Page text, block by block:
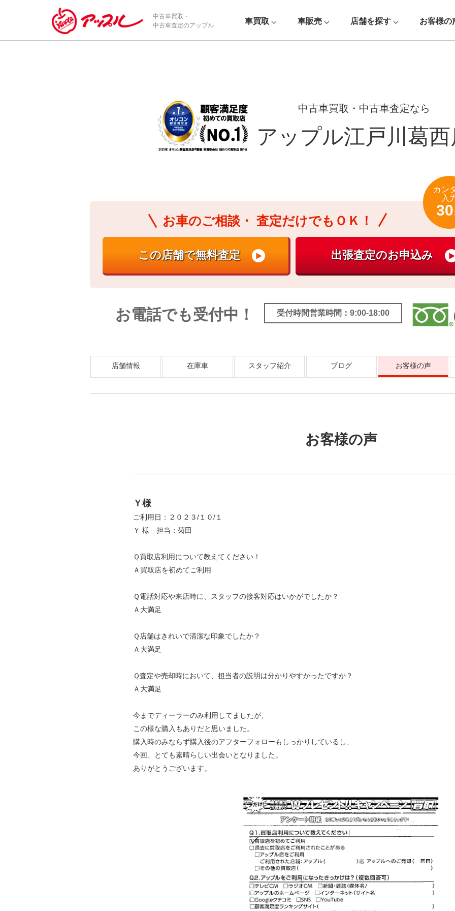
/*ABテスト_新規査定フォームの為のCVボタン*/
中古車買取・
中古車査定のアップル
車買取 車販売 店舗を探す お客様の
中古車買取・中古車査定なら
アップル江戸川葛西
お車のご相談・ 査定だけでもＯＫ！
カン
入
30
お電話でも受付中！ 受付時間営業時間：9:00-18:00
店舗情報 在庫車 スタッフ紹介 ブログ お客様の声
お客様の声
Ｙ様
ご利用日：２０２３/１０/１
Ｙ 様 担当：菊田
Ｑ買取店利用について教えてください！
Ａ買取店を初めてご利用
Ｑ電話対応や来店時に、スタッフの接客対応はいかがでしたか？
Ａ大満足
Ｑ店舗はきれいで清潔な印象でしたか？
Ａ大満足
Ｑ査定や売却時において、担当者の説明は分かりやすかったですか？
Ａ大満足
今までディーラーのみ利用してましたが、
この様な購入もありだと思いました。
購入時のみならず購入後のアフターフォローもしっかりしているし、
今回、とても素晴らしい出会いとなりました。
ありがとうございます。